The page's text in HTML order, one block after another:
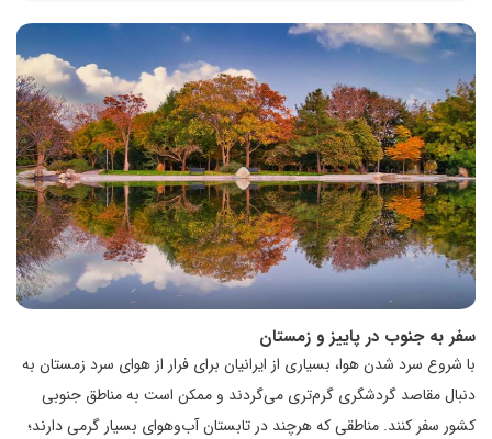
سفر به جنوب در پاییز و زمستان
با شروع سرد شدن هوا، بسیاری از ایرانیان برای فرار از هوای سرد زمستان به
دنبال مقاصد گردشگری گرم‌تری می‌گردند و ممکن است به مناطق جنوبی
کشور سفر کنند. مناطقی که هرچند در تابستان آب‌وهوای بسیار گرمی دارند؛